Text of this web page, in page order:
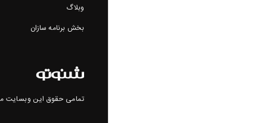
وبلاگ
بخش برنامه سازان
تمامی حقوق این وبسایت